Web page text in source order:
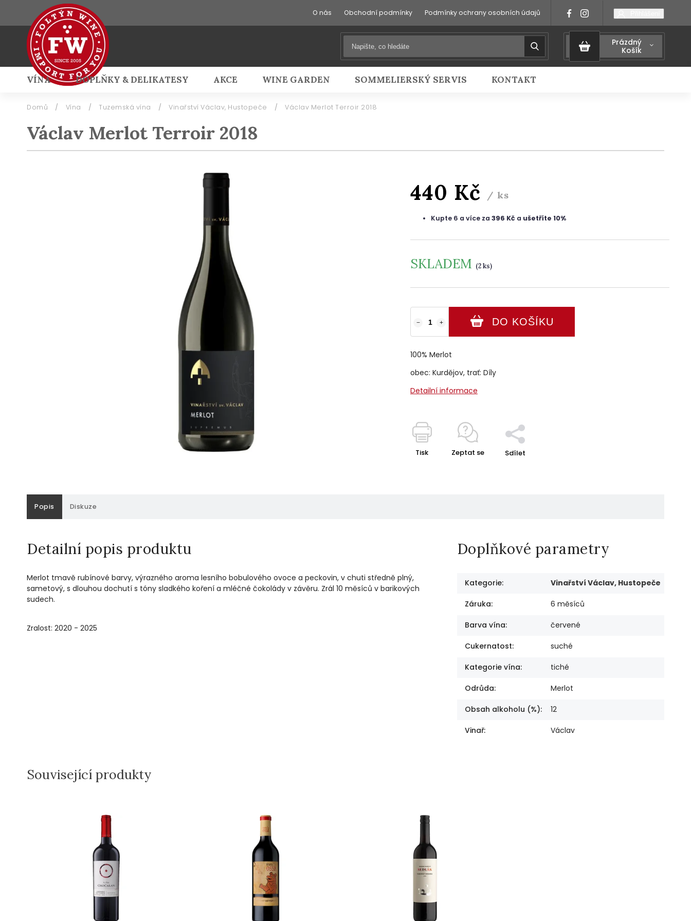
O nás Obchodní podmínky Podmínky ochrany osobních údajů
Prázdný
Košík
VÍNA DOPLŇKY & DELIKATESY AKCE WINE GARDEN SOMMELIERSKÝ SERVIS KONTAKT
Přihlášení
Domů / Vína / Tuzemská vína / Vinařství Václav, Hustopeče / Václav Merlot Terroir 2018
Václav Merlot Terroir 2018
440 Kč / ks
Kupte 6 a více za 396 Kč a ušetříte 10%
SKLADEM (2 ks)
+
− DO KOŠÍKU
100% Merlot
obec: Kurdějov, trať: Díly
Detailní informace
Tisk Zeptat se Sdílet
Popis Diskuze
Detailní popis produktu
Merlot tmavě rubínové barvy, výrazného aroma lesního bobulového ovoce a peckovin, v chuti středně plný,
sametový, s dlouhou dochutí s tóny sladkého koření a mléčné čokolády v závěru. Zrál 10 měsíců v barikových
sudech.
Zralost: 2020 - 2025
Doplňkové parametry
Kategorie: Vinařství Václav, Hustopeče
Záruka: 6 měsíců
Barva vína: červené
Cukernatost: suché
Kategorie vína: tiché
Odrůda: Merlot
Obsah alkoholu (%): 12
Vinař: Václav
Související produkty